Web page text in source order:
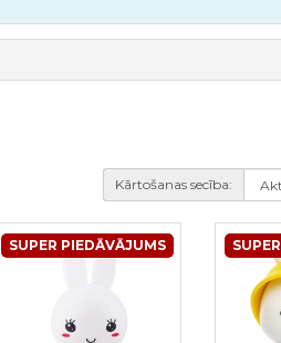
Kārtošanas secība:
SUPER PIEDĀVĀJUMS